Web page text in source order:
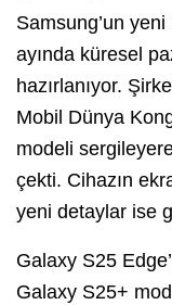
Samsung’un
ayında küresel
hazırlanıyor.
Mobil Dünya
modeli
çekti. Cihazın
yeni detaylar ise
Galaxy S25
Galaxy S25+